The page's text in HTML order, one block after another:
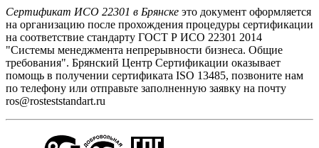
Сертификат ИСО 22301 в Брянске это документ оформляется
на организацию после прохождения процедуры сертификации
на соответствие стандарту ГОСТ Р ИСО 22301 2014
"Системы менеджмента непрерывности бизнеса. Общие
требования". Брянский Центр Сертификации оказывает
помощь в получении сертификата ISO 13485, позвоните нам
по телефону или отправьте заполненную заявку на почту
ros@rosteststandart.ru